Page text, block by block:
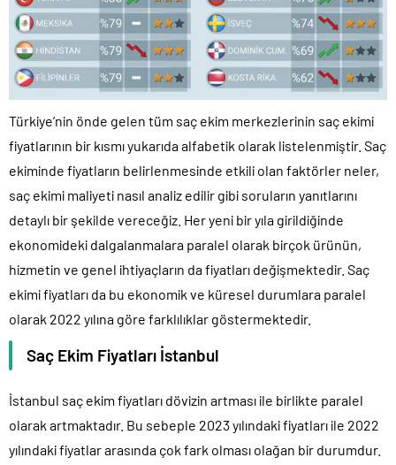
Türkiye’nin önde gelen tüm saç ekim merkezlerinin saç ekimi
fiyatlarının bir kısmı yukarıda alfabetik olarak listelenmiştir. Saç
ekiminde fiyatların belirlenmesinde etkili olan faktörler neler,
saç ekimi maliyeti nasıl analiz edilir gibi soruların yanıtlarını
detaylı bir şekilde vereceğiz. Her yeni bir yıla girildiğinde
ekonomideki dalgalanmalara paralel olarak birçok ürünün,
hizmetin ve genel ihtiyaçların da fiyatları değişmektedir. Saç
ekimi fiyatları da bu ekonomik ve küresel durumlara paralel
olarak 2022 yılına göre farklılıklar göstermektedir.
Saç Ekim Fiyatları İstanbul
İstanbul saç ekim fiyatları dövizin artması ile birlikte paralel
olarak artmaktadır. Bu sebeple 2023 yılındaki fiyatları ile 2022
yılındaki fiyatlar arasında çok fark olması olağan bir durumdur.